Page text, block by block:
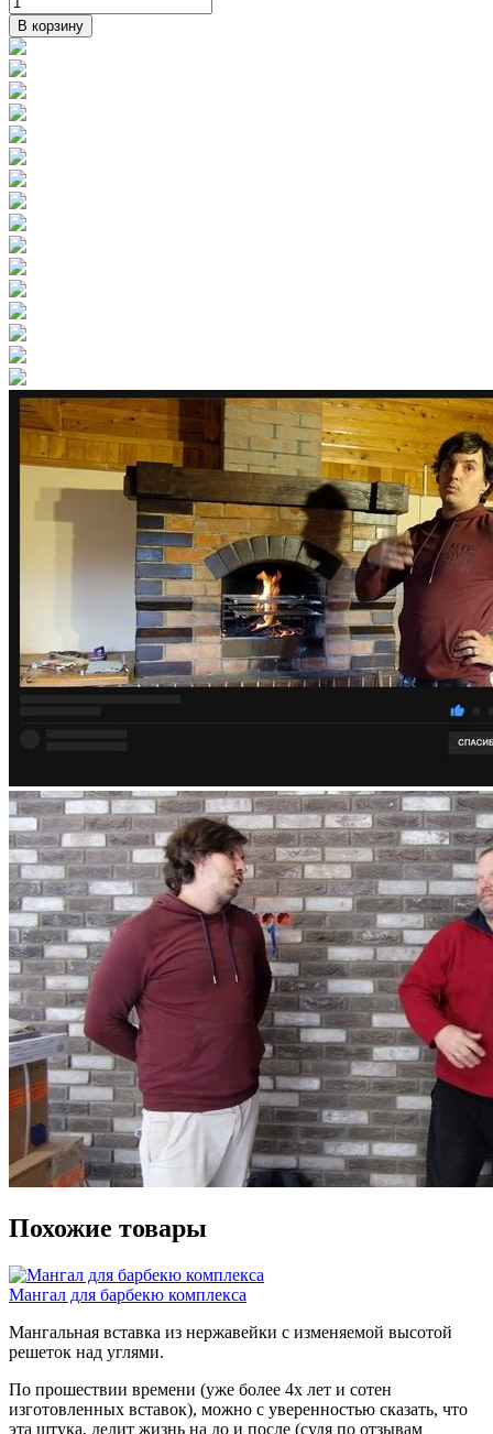
В корзину
Похожие товары
Мангал для барбекю комплекса
Мангальная вставка из нержавейки с изменяемой высотой
решеток над углями.
По прошествии времени (уже более 4х лет и сотен
изготовленных вставок), можно с уверенностью сказать, что
эта штука, делит жизнь на до и после (судя по отзывам